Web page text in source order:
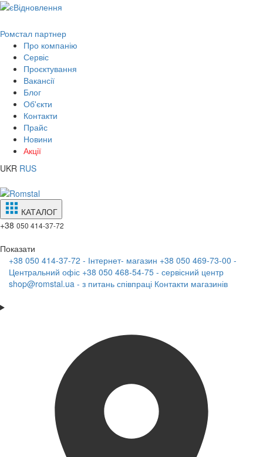
Ромстал партнер
Про компанію
Сервіс
Проєктування
Вакансії
Блог
Об'єкти
Контакти
Прайс
Новини
Акції
UKR RUS
КАТАЛОГ
+38 050 414-37-72
Показати
+38 050 414-37-72 - Інтернет- магазин +38 050 469-73-00 -
Центральний офіс +38 050 468-54-75 - сервісний центр
shop@romstal.ua - з питань співпраці Контакти магазинів